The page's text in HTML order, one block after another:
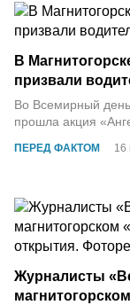
ПЕРЕД ФАКТОМ 16
В
призвали
Во Всемирный
прошла акция
Журналисты